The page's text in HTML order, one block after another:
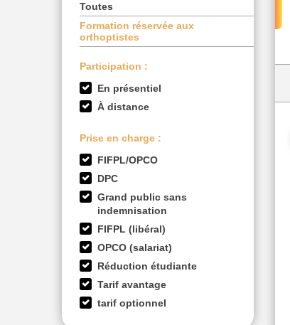
Toutes
Formation réservée aux
orthoptistes
Participation :
En présentiel
À distance
Prise en charge :
FIFPL/OPCO
DPC
Grand public sans
indemnisation
FIFPL (libéral)
OPCO (salariat)
Réduction étudiante
Tarif avantage
tarif optionnel